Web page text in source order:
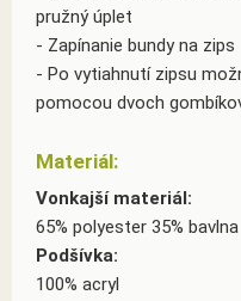
pružný úplet
- Zapínanie bundy na zips
- Po vytiahnutí zipsu
pomocou dvoch
Materiál:
Vonkajší materiál:
65% polyester 35% bavlna
Podšívka:
100% acryl